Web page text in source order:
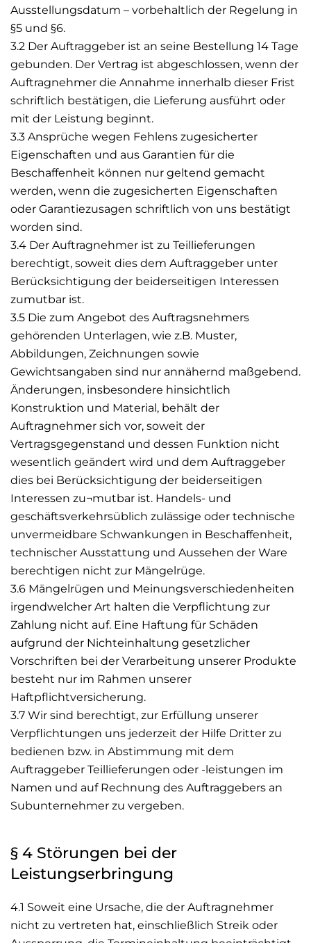
Ausstellungsdatum – vorbehaltlich der Regelung in
§5 und §6.
3.2 Der Auftraggeber ist an seine Bestellung 14 Tage
gebunden. Der Vertrag ist abgeschlossen, wenn der
Auftragnehmer die Annahme innerhalb dieser Frist
schriftlich bestätigen, die Lieferung ausführt oder
mit der Leistung beginnt.
3.3 Ansprüche wegen Fehlens zugesicherter
Eigenschaften und aus Garantien für die
Beschaffenheit können nur geltend gemacht
werden, wenn die zugesicherten Eigenschaften
oder Garantiezusagen schriftlich von uns bestätigt
worden sind.
3.4 Der Auftragnehmer ist zu Teillieferungen
berechtigt, soweit dies dem Auftraggeber unter
Berücksichtigung der beiderseitigen Interessen
zumutbar ist.
3.5 Die zum Angebot des Auftragsnehmers
gehörenden Unterlagen, wie z.B. Muster,
Abbildungen, Zeichnungen sowie
Gewichtsangaben sind nur annähernd maßgebend.
Änderungen, insbesondere hinsichtlich
Konstruktion und Material, behält der
Auftragnehmer sich vor, soweit der
Vertragsgegenstand und dessen Funktion nicht
wesentlich geändert wird und dem Auftraggeber
dies bei Berücksichtigung der beiderseitigen
Interessen zu¬mutbar ist. Handels- und
geschäftsverkehrsüblich zulässige oder technische
unvermeidbare Schwankungen in Beschaffenheit,
technischer Ausstattung und Aussehen der Ware
berechtigen nicht zur Mängelrüge.
3.6 Mängelrügen und Meinungsverschiedenheiten
irgendwelcher Art halten die Verpflichtung zur
Zahlung nicht auf. Eine Haftung für Schäden
aufgrund der Nichteinhaltung gesetzlicher
Vorschriften bei der Verarbeitung unserer Produkte
besteht nur im Rahmen unserer
Haftpflichtversicherung.
3.7 Wir sind berechtigt, zur Erfüllung unserer
Verpflichtungen uns jederzeit der Hilfe Dritter zu
bedienen bzw. in Abstimmung mit dem
Auftraggeber Teillieferungen oder -leistungen im
Namen und auf Rechnung des Auftraggebers an
Subunternehmer zu vergeben.
§ 4 Störungen bei der
Leistungserbringung
4.1 Soweit eine Ursache, die der Auftragnehmer
nicht zu vertreten hat, einschließlich Streik oder